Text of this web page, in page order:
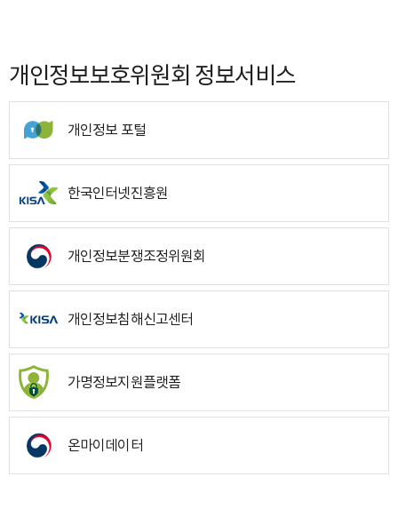
개인정보보호위원회 정보서비스
개인정보 포털
한국인터넷진흥원
개인정보분쟁조정위원회
개인정보침해신고센터
가명정보지원플랫폼
온마이데이터